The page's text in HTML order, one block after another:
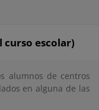
curso escolar)
alumnos de centros
en alguna de las